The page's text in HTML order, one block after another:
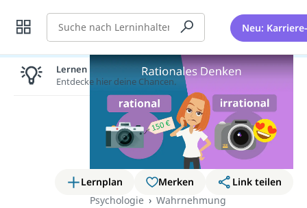
Suche Neu:
Lernplan Merken
Link teilen
Psychologie
Wahrnehmung
Lernen lohnt sich!
Entdecke hier deine Chancen.